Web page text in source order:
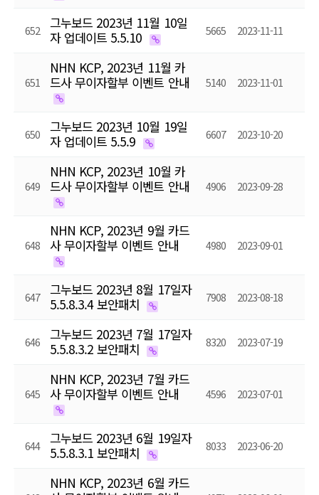
652
그누보드 2023년 11월 10일
자 업데이트 5.5.10
5665 2023-11-11
651
NHN KCP, 2023년 11월 카
드사 무이자할부 이벤트 안내
5140 2023-11-01
650
그누보드 2023년 10월 19일
자 업데이트 5.5.9
6607 2023-10-20
649
NHN KCP, 2023년 10월 카
드사 무이자할부 이벤트 안내
4906 2023-09-28
648
NHN KCP, 2023년 9월 카드
사 무이자할부 이벤트 안내
4980 2023-09-01
647
그누보드 2023년 8월 17일자
5.5.8.3.4 보안패치
7908 2023-08-18
646
그누보드 2023년 7월 17일자
5.5.8.3.2 보안패치
8320 2023-07-19
645
NHN KCP, 2023년 7월 카드
사 무이자할부 이벤트 안내
4596 2023-07-01
644
그누보드 2023년 6월 19일자
5.5.8.3.1 보안패치
8033 2023-06-20
NHN KCP, 2023년 6월 카드